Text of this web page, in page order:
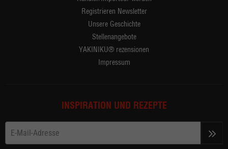
Registrieren Newsletter
Unsere Geschichte
Stellenangebote
YAKINIKU® rezensionen
Impressum
INSPIRATION UND REZEPTE